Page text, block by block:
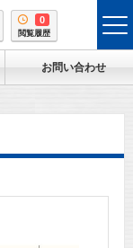
0
閲覧履歴
お問い合わせ